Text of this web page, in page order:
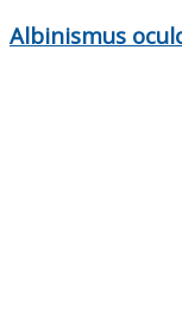
Albinismus